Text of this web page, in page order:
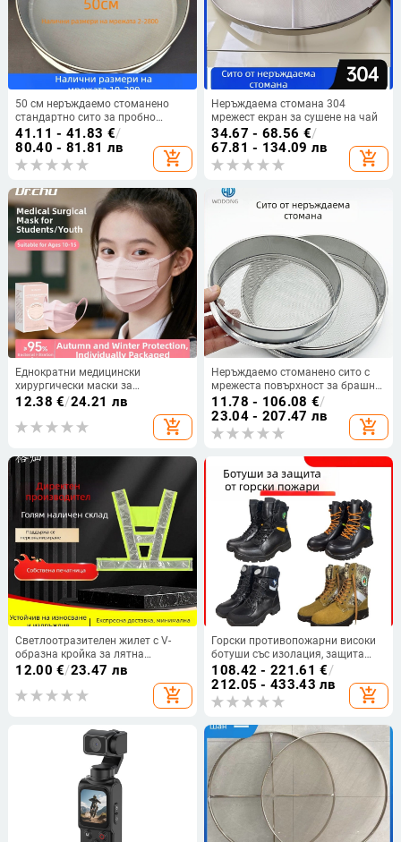
50 см неръждаемо стоманено
стандартно сито за пробно
разделяне на фино
прахообразно вещество,
индустриална филтърна мрежа
80/100/200 мрежа
41.11 - 41.83 €/
80.40 - 81.81 лв
add_shopping_cart
Неръждаема стомана 304
мрежест екран за сушене на чай
34.67 - 68.56 €/
67.81 - 134.09 лв
add_shopping_cart
Еднократни медицински
хирургически маски за
подрастващи, индивидуално
опаковани, розови, удобни и
дишащи за училище.
12.38 €/24.21 лв
add_shopping_cart
Неръждаемо стоманено сито с
мрежеста повърхност за брашно,
лабораторни изследвания и
фармацевтични прахове
11.78 - 106.08 €/
23.04 - 207.47 лв
add_shopping_cart
Светлоотразителен жилет с V-
образна кройка за лятна
употреба: пътни ремонти,
колоездене на открито
12.00 €/23.47 лв
add_shopping_cart
Горски противопожарни високи
ботуши със изолация, защита
срещу удар и пробив,
износоустойчиви защитни
обувки
108.42 - 221.61 €/
212.05 - 433.43 лв
add_shopping_cart